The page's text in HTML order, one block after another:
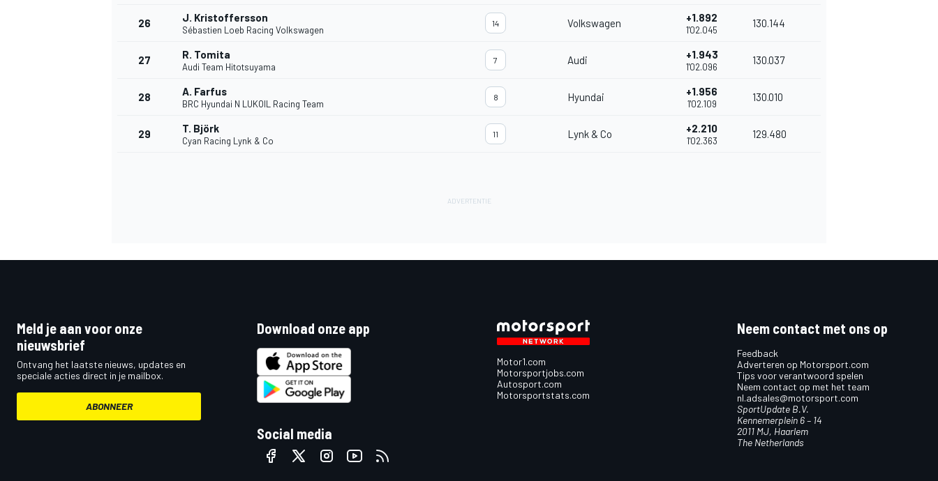
26 J. Kristoffersson
Sébastien Loeb Racing Volkswagen
14 Volkswagen +1.892
1'02.045
130.144
27 R. Tomita
Audi Team Hitotsuyama
7 Audi +1.943
1'02.096
130.037
28 A. Farfus
BRC Hyundai N LUKOIL Racing Team
8 Hyundai +1.956
1'02.109
130.010
29 T. Björk
Cyan Racing Lynk & Co
11 Lynk & Co +2.210
1'02.363
129.480
Meld je aan voor onze
nieuwsbrief
Ontvang het laatste nieuws, updates en
speciale acties direct in je mailbox.
ABONNEER
Download onze app
Social media
Motor1.com
Motorsportjobs.com
Autosport.com
Motorsportstats.com
Neem contact met ons op
Feedback
Adverteren op Motorsport.com
Tips voor verantwoord spelen
Neem contact op met het team
nl.adsales@motorsport.com
SportUpdate B.V.
Kennemerplein 6 – 14
2011 MJ, Haarlem
The Netherlands